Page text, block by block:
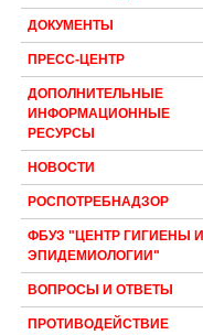
ДОКУМЕНТЫ
ПРЕСС-ЦЕНТР
ДОПОЛНИТЕЛЬНЫЕ
ИНФОРМАЦИОННЫЕ
РЕСУРСЫ
НОВОСТИ
РОСПОТРЕБНАДЗОР
ФБУЗ "ЦЕНТР ГИГИЕНЫ И
ЭПИДЕМИОЛОГИИ"
ВОПРОСЫ И ОТВЕТЫ
ПРОТИВОДЕЙСТВИЕ